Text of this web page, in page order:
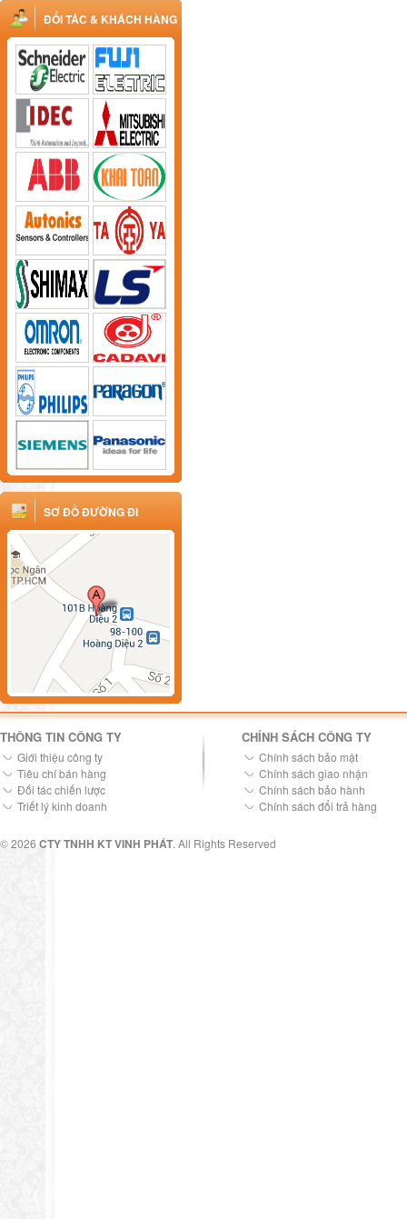
ĐỐI TÁC & KHÁCH HÀNG
SƠ ĐỒ ĐƯỜNG ĐI
THÔNG TIN CÔNG TY
Giới thiệu công ty
Tiêu chí bán hàng
Đối tác chiến lược
Triết lý kinh doanh
CHÍNH SÁCH CÔNG TY
Chính sách bảo mật
Chính sách giao nhận
Chính sách bảo hành
Chính sách đổi trả hàng
© 2026 CTY TNHH KT VINH PHÁT. All Rights Reserved